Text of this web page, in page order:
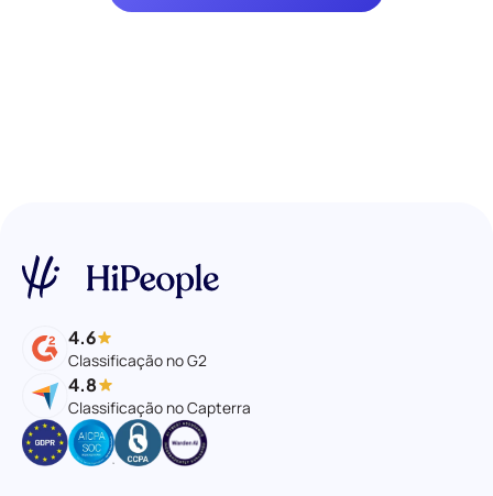
4.6
Classificação no G2
4.8
Classificação no Capterra